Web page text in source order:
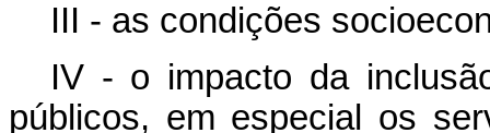
III - as condições
IV - o impacto da
públicos, em especial os